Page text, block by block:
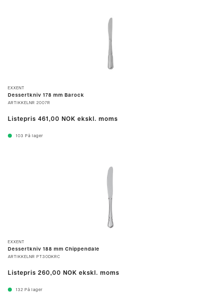
EXXENT
Dessertkniv 178 mm Barock
ARTIKKELNR 2007R
Listepris 461,00 NOK ekskl. moms
103 På lager
EXXENT
Dessertkniv 188 mm Chippendale
ARTIKKELNR PT30DKRC
Listepris 260,00 NOK ekskl. moms
132 På lager